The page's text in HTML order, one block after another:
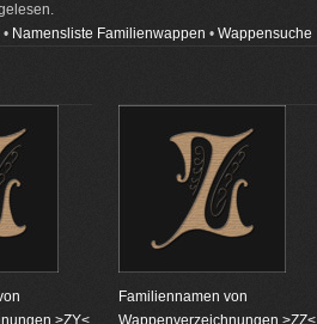
• Namensliste Familienwappen • Wappensuche
Familiennamen von